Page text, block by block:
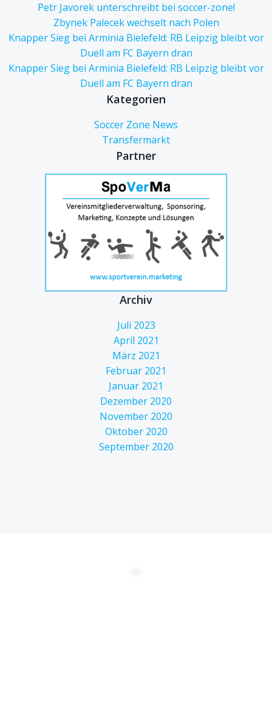
Petr Javorek unterschreibt bei soccer-zone!
Zbynek Palecek wechselt nach Polen
Knapper Sieg bei Arminia Bielefeld: RB Leipzig bleibt vor
Duell am FC Bayern dran
Knapper Sieg bei Arminia Bielefeld: RB Leipzig bleibt vor
Duell am FC Bayern dran
Kategorien
Soccer Zone News
Transfermarkt
Partner
Archiv
Juli 2023
April 2021
März 2021
Februar 2021
Januar 2021
Dezember 2020
November 2020
Oktober 2020
September 2020